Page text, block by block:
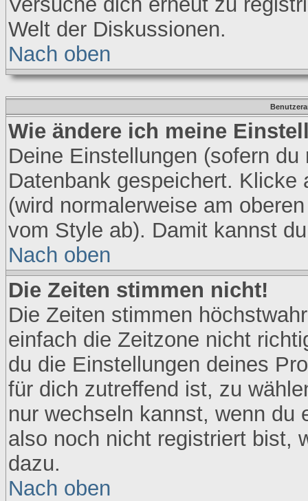
Welt der Diskussionen.
Nach oben
Wie ändere ich meine
Deine Einstellungen (sofern
Datenbank gespeichert.
(wird normalerweise am
vom Style ab). Damit kannst
Nach oben
Die Zeiten stimmen nicht!
Die Zeiten stimmen
einfach die Zeitzone nicht
du die Einstellungen deines
für dich zutreffend ist, zu
nur wechseln kannst, wenn
also noch nicht registriert bist,
dazu.
Nach oben